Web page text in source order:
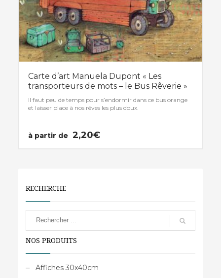
du
produit
Carte d’art Manuela Dupont « Les
transporteurs de mots – le Bus Rêverie »
Il faut peu de temps pour s’endormir dans ce bus orange
et laisser place à nos rêves les plus doux.
à partir de 2,20€
plusieurs
Les
options
peuvent
être
choisies
RECHERCHE
NOS PRODUITS
Affiches 30x40cm